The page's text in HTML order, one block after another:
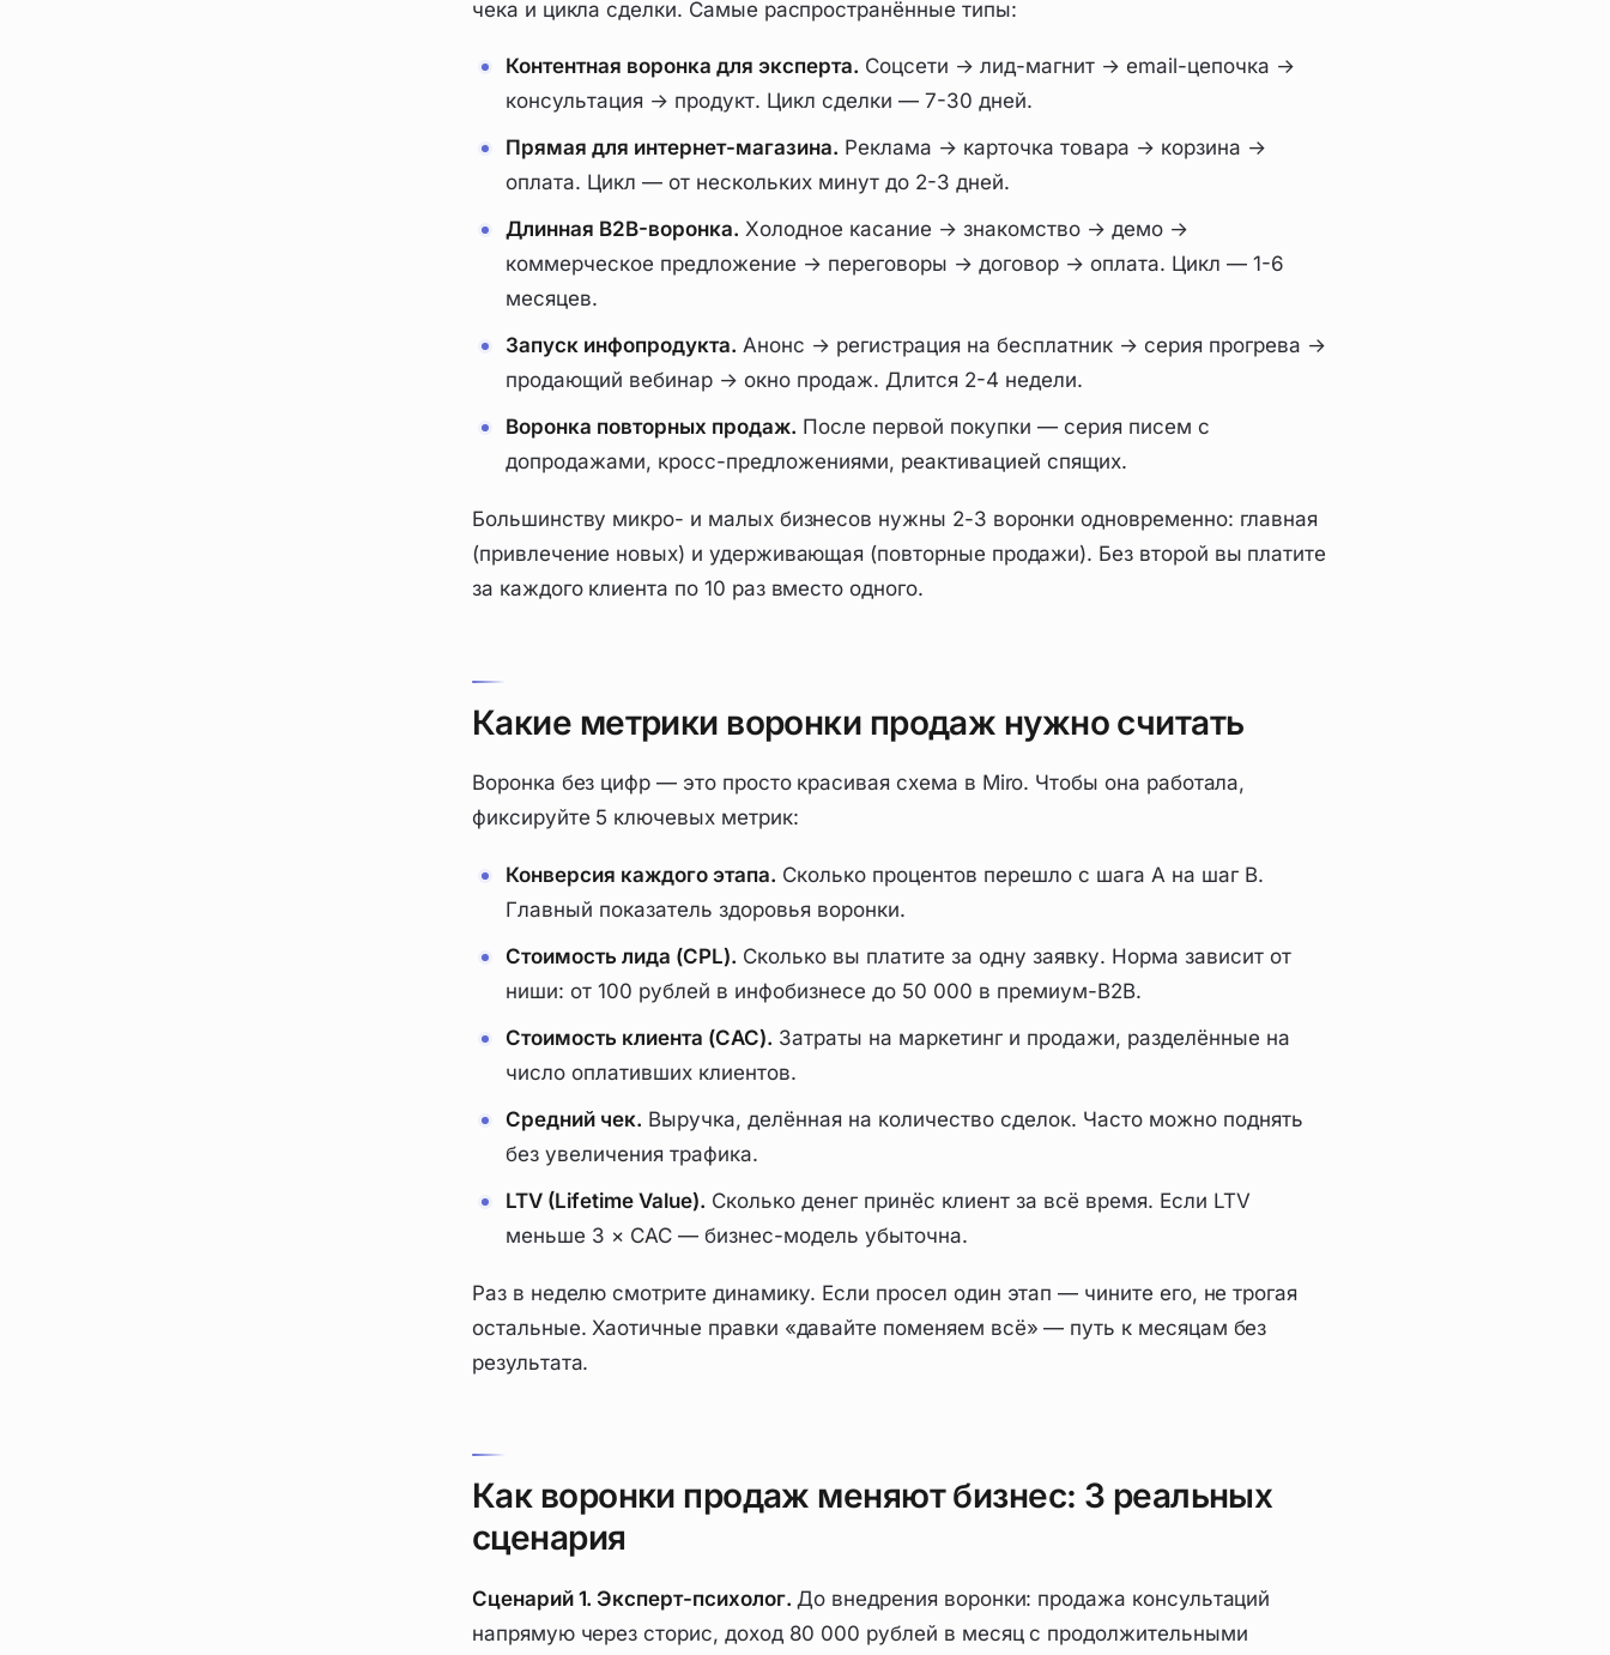
чека и цикла сделки. Самые распространённые типы:
Контентная воронка для эксперта. Соцсети → лид-магнит → email-цепочка →
консультация → продукт. Цикл сделки — 7-30 дней.
Прямая для интернет-магазина. Реклама → карточка товара → корзина →
оплата. Цикл — от нескольких минут до 2-3 дней.
Длинная B2B-воронка. Холодное касание → знакомство → демо →
коммерческое предложение → переговоры → договор → оплата. Цикл — 1-6
месяцев.
Запуск инфопродукта. Анонс → регистрация на бесплатник → серия прогрева →
продающий вебинар → окно продаж. Длится 2-4 недели.
Воронка повторных продаж. После первой покупки — серия писем с
допродажами, кросс-предложениями, реактивацией спящих.
Большинству микро- и малых бизнесов нужны 2-3 воронки одновременно: главная
(привлечение новых) и удерживающая (повторные продажи). Без второй вы платите
за каждого клиента по 10 раз вместо одного.
Какие метрики воронки продаж нужно считать
Воронка без цифр — это просто красивая схема в Miro. Чтобы она работала,
фиксируйте 5 ключевых метрик:
Конверсия каждого этапа. Сколько процентов перешло с шага A на шаг B.
Главный показатель здоровья воронки.
Стоимость лида (CPL). Сколько вы платите за одну заявку. Норма зависит от
ниши: от 100 рублей в инфобизнесе до 50 000 в премиум-B2B.
Стоимость клиента (CAC). Затраты на маркетинг и продажи, разделённые на
число оплативших клиентов.
Средний чек. Выручка, делённая на количество сделок. Часто можно поднять
без увеличения трафика.
LTV (Lifetime Value). Сколько денег принёс клиент за всё время. Если LTV
меньше 3 × CAC — бизнес-модель убыточна.
Раз в неделю смотрите динамику. Если просел один этап — чините его, не трогая
остальные. Хаотичные правки «давайте поменяем всё» — путь к месяцам без
результата.
Как воронки продаж меняют бизнес: 3 реальных
сценария
Сценарий 1. Эксперт-психолог. До внедрения воронки: продажа консультаций
напрямую через сторис, доход 80 000 рублей в месяц с продолжительными